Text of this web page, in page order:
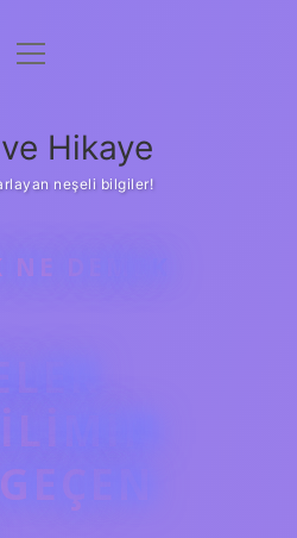
Anasayfa
Uyarı
menüyü
Hikaye
neşeli bilgiler!
DEMEK